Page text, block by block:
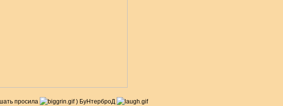
просила ) БуНтерброД